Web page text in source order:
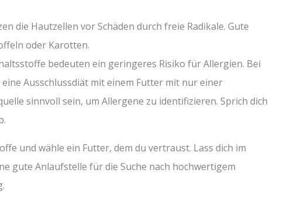
die Hautzellen vor Schäden durch freie Radikale. Gute
oder Karotten.
bedeuten ein geringeres Risiko für Allergien. Bei
Ausschlussdiät mit einem Futter mit nur einer
sinnvoll sein, um Allergene zu identifizieren. Sprich dich
und wähle ein Futter, dem du vertraust. Lass dich im
gute Anlaufstelle für die Suche nach hochwertigem